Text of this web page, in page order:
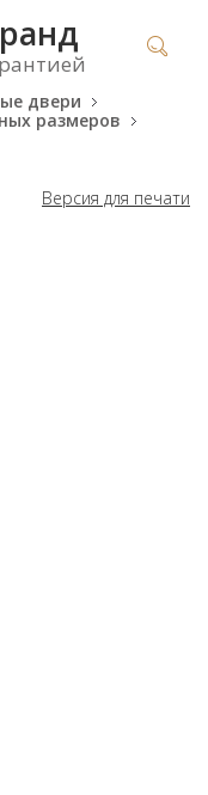
двери
размеров
Версия для печати